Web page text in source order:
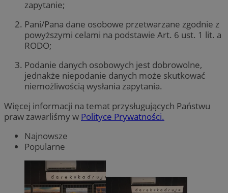
zapytanie;
Pani/Pana dane osobowe przetwarzane zgodnie z
powyższymi celami na podstawie Art. 6 ust. 1 lit. a
RODO;
Podanie danych osobowych jest dobrowolne,
jednakże niepodanie danych może skutkować
niemożliwością wysłania zapytania.
Więcej informacji na temat przysługujących Państwu
praw zawarliśmy w Polityce Prywatności.
Najnowsze
Popularne